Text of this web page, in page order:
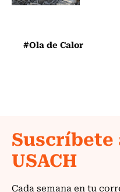
#Ola de Calor